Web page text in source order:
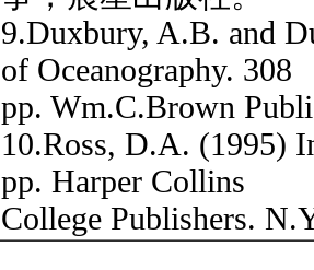
9.Duxbury, A.B. and
of Oceanography. 308
pp. Wm.C.Brown
10.Ross, D.A. (1995)
pp. Harper Collins
College Publishers.